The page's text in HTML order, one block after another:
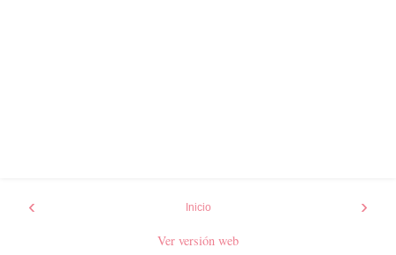
‹ ›
Inicio
Ver versión web